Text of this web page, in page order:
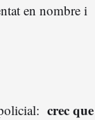
en nombre i
crec que